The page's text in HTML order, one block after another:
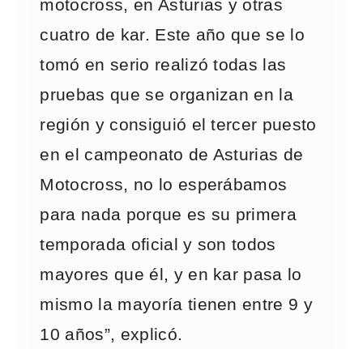
motocross, en Asturias y otras
cuatro de kar. Este año que se lo
tomó en serio realizó todas las
pruebas que se organizan en la
región y consiguió el tercer puesto
en el campeonato de Asturias de
Motocross, no lo esperábamos
para nada porque es su primera
temporada oficial y son todos
mayores que él, y en kar pasa lo
mismo la mayoría tienen entre 9 y
10 años”, explicó.